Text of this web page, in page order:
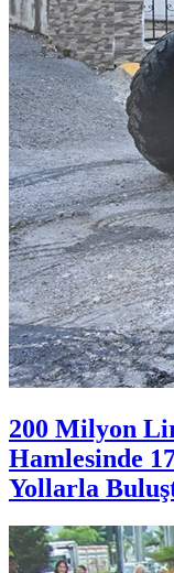
200 Milyon
Hamlesinde
Yollarla